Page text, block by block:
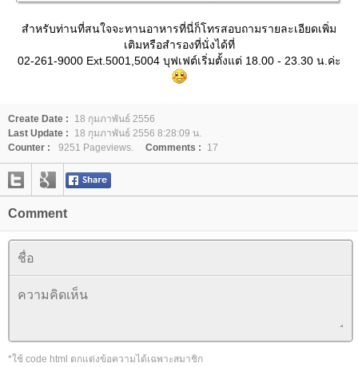
สำหรับท่านที่สนใจจะทานอาหารที่นี่ก็โทรสอบถามรายละเอียดเพิ่ม
เติมหรือสำรองที่นั่งได้ที่
02-261-9000 Ext.5001,5004 บุฟเฟต์เริ่มตั้งแต่ 18.00 - 23.30 น.ค่ะ
Create Date :
18 กุมภาพันธ์ 2556
Last Update :
18 กุมภาพันธ์ 2556 8:28:09 น.
Counter :
9251 Pageviews. Comments : 17
Comment
*ใช้ code html ตกแต่งข้อความได้เฉพาะสมาชิก